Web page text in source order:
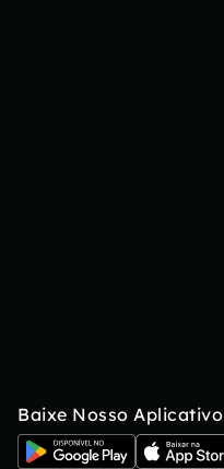
Baixe Nosso Aplicativo